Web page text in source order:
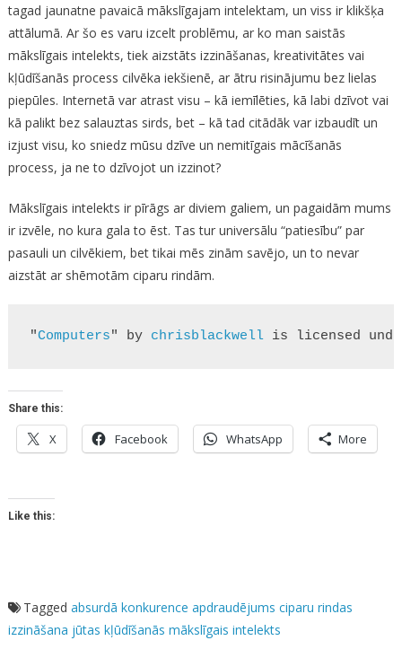
tagad jaunatne pavaicā mākslīgajam intelektam, un viss ir klikšķa
attālumā. Ar šo es varu izcelt problēmu, ar ko man saistās
mākslīgais intelekts, tiek aizstāts izzināšanas, kreativitātes vai
kļūdīšanās process cilvēka iekšienē, ar ātru risinājumu bez lielas
piepūles. Internetā var atrast visu – kā iemīlēties, kā labi dzīvot vai
kā palikt bez salauztas sirds, bet – kā tad citādāk var izbaudīt un
izjust visu, ko sniedz mūsu dzīve un nemitīgais mācīšanās
process, ja ne to dzīvojot un izzinot?
Mākslīgais intelekts ir pīrāgs ar diviem galiem, un pagaidām mums
ir izvēle, no kura gala to ēst. Tas tur universālu “patiesību” par
pasauli un cilvēkiem, bet tikai mēs zinām savējo, un to nevar
aizstāt ar shēmotām ciparu rindām.
"Computers" by chrisblackwell is licensed
Share this:
X Facebook WhatsApp More
Like this:
Tagged absurdā konkurence apdraudējums ciparu rindas
izzināšana jūtas kļūdīšanās mākslīgais intelekts